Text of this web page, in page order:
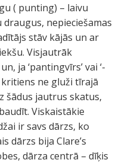
( punting) – laivu
nepieciešamas
stāv kājās un ar
Visjautrāk
ja ‘pantingvīrs’ vai ‘-
kritiens ne gluži tīrajā
šādus jautrus skatus,
Viskaistākie
ir savs dārzs, ko
dārzs bija Clare’s
dārza centrā – dīķis